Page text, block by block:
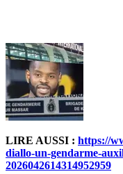
LIRE AUSSI : https://
diallo-un-gendarme-
2026042614314952959